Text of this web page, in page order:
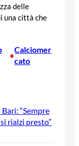
delle
una città che
•
Calciomer
cato
“Sempre
rialzi presto”